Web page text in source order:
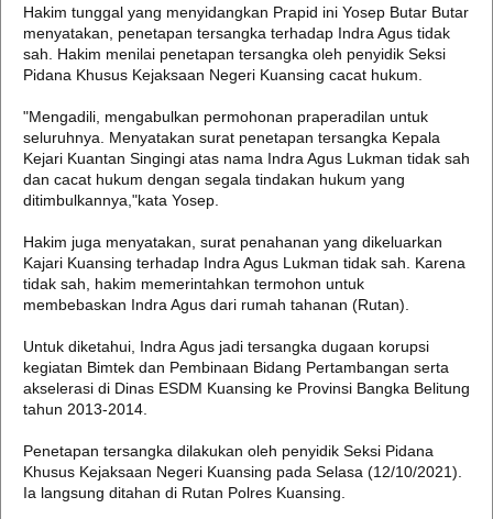
Hakim tunggal yang menyidangkan Prapid ini Yosep Butar Butar
menyatakan, penetapan tersangka terhadap Indra Agus tidak
sah. Hakim menilai penetapan tersangka oleh penyidik Seksi
Pidana Khusus Kejaksaan Negeri Kuansing cacat hukum.
"Mengadili, mengabulkan permohonan praperadilan untuk
seluruhnya. Menyatakan surat penetapan tersangka Kepala
Kejari Kuantan Singingi atas nama Indra Agus Lukman tidak sah
dan cacat hukum dengan segala tindakan hukum yang
ditimbulkannya,"kata Yosep.
Hakim juga menyatakan, surat penahanan yang dikeluarkan
Kajari Kuansing terhadap Indra Agus Lukman tidak sah. Karena
tidak sah, hakim memerintahkan termohon untuk
membebaskan Indra Agus dari rumah tahanan (Rutan).
Untuk diketahui, Indra Agus jadi tersangka dugaan korupsi
kegiatan Bimtek dan Pembinaan Bidang Pertambangan serta
akselerasi di Dinas ESDM Kuansing ke Provinsi Bangka Belitung
tahun 2013-2014.
Penetapan tersangka dilakukan oleh penyidik Seksi Pidana
Khusus Kejaksaan Negeri Kuansing pada Selasa (12/10/2021).
Ia langsung ditahan di Rutan Polres Kuansing.